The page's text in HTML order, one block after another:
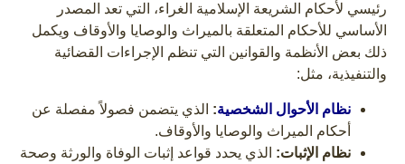
رئيسي لأحكام الشريعة الإسلامية الغراء، التي تعد المصدر
الأساسي للأحكام المتعلقة بالميراث والوصايا والأوقاف ويكمل
ذلك بعض الأنظمة والقوانين التي تنظم الإجراءات القضائية
والتنفيذية، مثل:
نظام الأحوال الشخصية: الذي يتضمن فصولاً مفصلة عن
أحكام الميراث والوصايا والأوقاف.
نظام الإثبات: الذي يحدد قواعد إثبات الوفاة والورثة وصحة